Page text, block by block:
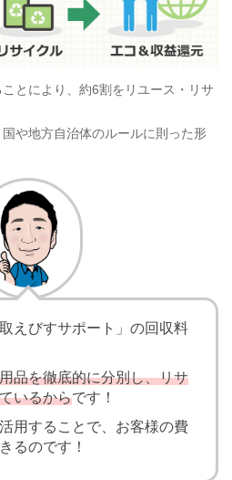
とにより、約6割をリユース・リサ
や地方自治体のルールに則った形
えびすサポート」の回収料
品を徹底的に分別し、リサ
いるからです！
用することで、お客様の費
るのです！